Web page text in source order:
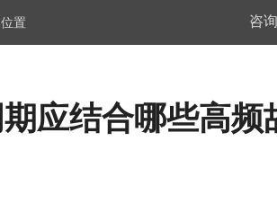
置 咨
应结合哪些高频